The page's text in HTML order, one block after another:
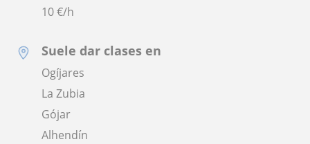
10€/h
Suele dar clases en
Ogíjares
La Zubia
Gójar
Alhendín